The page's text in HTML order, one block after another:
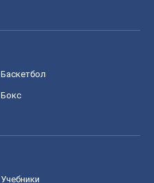
Баскетбол
Бокс
Учебники